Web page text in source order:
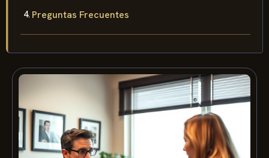
Preguntas Frecuentes